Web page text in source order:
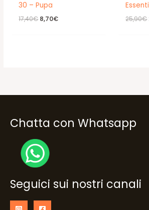
30 – Pupa
17,40€ Il
8,70€Il
25,90€
Chatta con Whatsapp
Seguici sui nostri canali